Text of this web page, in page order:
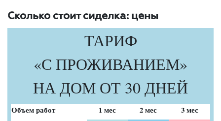
Сколько стоит сиделка: цены
ТАРИФ
«С ПРОЖИВАНИЕМ»
НА ДОМ ОТ 30 ДНЕЙ
Объем работ 1 мес 2 мес 3 мес